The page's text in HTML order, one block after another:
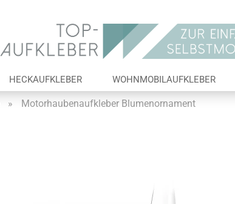
Lieferland
HECKAUFKLEBER WOHNMOBILAUFKLEBER
»
Motorhaubenaufkleber Blumenornament